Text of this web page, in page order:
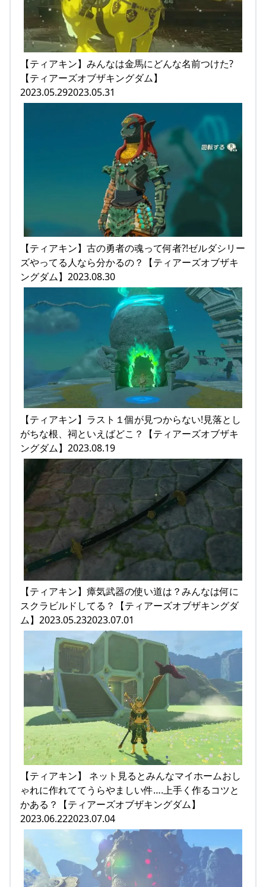
【ティアキン】みんなは金馬にどんな名前つけた?
【ティアーズオブザキングダム】
2023.05.292023.05.31
【ティアキン】古の勇者の魂って何者?!ゼルダシリー
ズやってる人なら分かるの？【ティアーズオブザキ
ングダム】2023.08.30
【ティアキン】ラスト１個が見つからない!見落とし
がちな根、祠といえばどこ？【ティアーズオブザキ
ングダム】2023.08.19
【ティアキン】瘴気武器の使い道は？みんなは何に
スクラビルドしてる？【ティアーズオブザキングダ
ム】2023.05.232023.07.01
【ティアキン】 ネット見るとみんなマイホームおし
ゃれに作れててうらやましい件….上手く作るコツと
かある？【ティアーズオブザキングダム】
2023.06.222023.07.04